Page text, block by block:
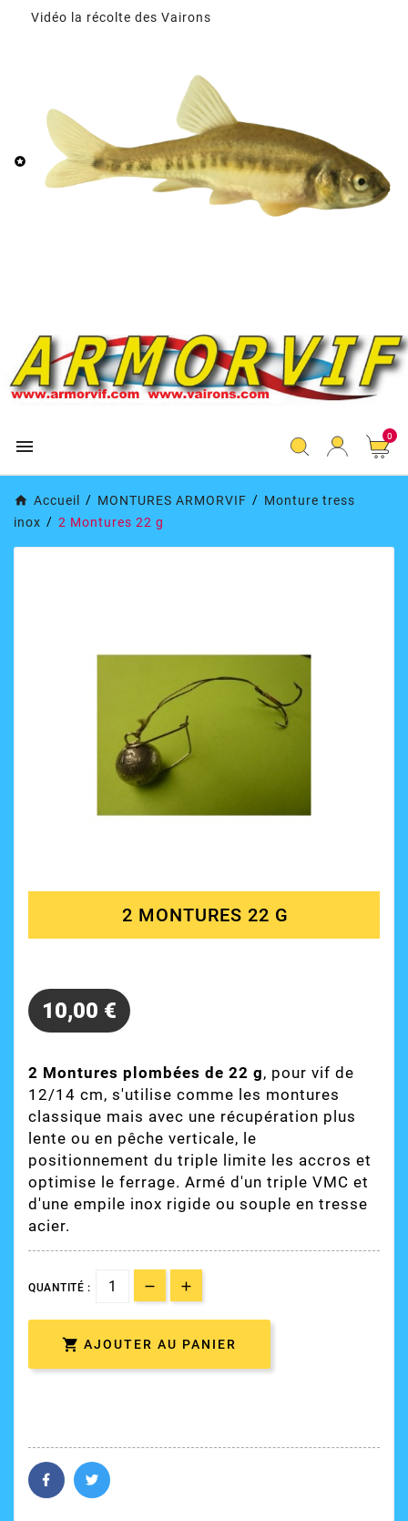

Vidéo la récolte des Vairons
 0
Accueil MONTURES ARMORVIF
Monture tress
inox
2 Montures 22 g
2 MONTURES 22 G
10,00 €
2 Montures plombées de 22 g, pour vif de
12/14 cm, s'utilise comme les montures
classique mais avec une récupération plus
lente ou en pêche verticale, le
positionnement du triple limite les accros et
optimise le ferrage. Armé d'un triple VMC et
d'une empile inox rigide ou souple en tresse
acier.
QUANTITÉ :
 AJOUTER AU PANIER